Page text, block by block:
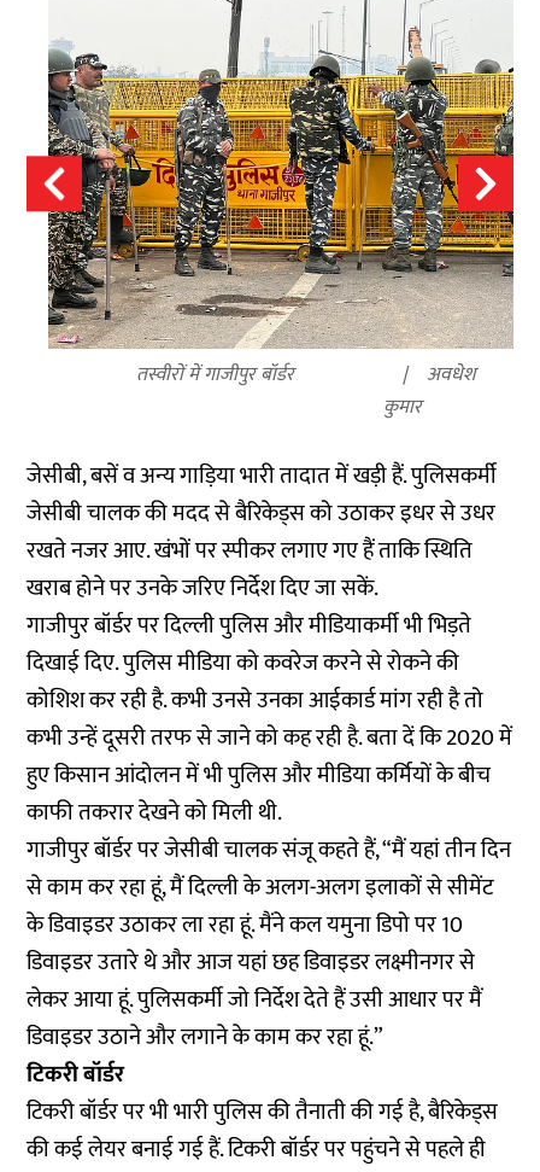
तस्वीरों में गाजीपुर बॉर्डर
अवधेश
कुमार
जेसीबी, बसें व अन्य गाड़िया भारी तादात में खड़ी हैं. पुलिसकर्मी
जेसीबी चालक की मदद से बैरिकेड्स को उठाकर इधर से उधर
रखते नजर आए. खंभों पर स्पीकर लगाए गए हैं ताकि स्थिति
खराब होने पर उनके जरिए निर्देश दिए जा सकें.
गाजीपुर बॉर्डर पर दिल्ली पुलिस और मीडियाकर्मी भी भिड़ते
दिखाई दिए. पुलिस मीडिया को कवरेज करने से रोकने की
कोशिश कर रही है. कभी उनसे उनका आईकार्ड मांग रही है तो
कभी उन्हें दूसरी तरफ से जाने को कह रही है.बता दें कि 2020 में
हुए किसान आंदोलन में भी पुलिस और मीडिया कर्मियों के बीच
काफी तकरार देखने को मिली थी.
गाजीपुर बॉर्डर पर जेसीबी चालक संजू कहते हैं, “मैं यहां तीन दिन
से काम कर रहा हूं, मैं दिल्ली के अलग-अलग इलाकों से सीमेंट
के डिवाइडर उठाकर ला रहा हूं. मैंने कल यमुना डिपो पर 10
डिवाइडर उतारे थे और आज यहां छह डिवाइडर लक्ष्मीनगर से
लेकर आया हूं. पुलिसकर्मी जो निर्देश देते हैं उसी आधार पर मैं
डिवाइडर उठाने और लगाने के काम कर रहा हूं.”
टिकरी बॉर्डर
टिकरी बॉर्डर पर भी भारी पुलिस की तैनाती की गई है, बैरिकेड्स
की कई लेयर बनाई गई हैं. टिकरी बॉर्डर पर पहुंचने से पहले ही